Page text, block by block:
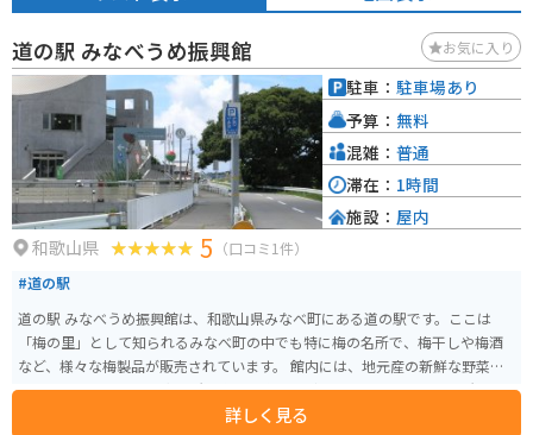
道の駅 みなべうめ振興館 お気に入り
和歌山県 5 （口コミ1件）
#道の駅
道の駅 みなべうめ振興館は、和歌山県みなべ町にある道の駅です。ここは
「梅の里」として知られるみなべ町の中でも特に梅の名所で、梅干しや梅酒
など、様々な梅製品が販売されています。 館内には、地元産の新鮮な野菜や
果物を販売する農産物直売所、梅干や梅酒などを販売する特産品販売所、そ
して食事処があります。食事処では、地元産の食材を使った料理や、梅干し
詳しく見る
駐車： 駐車場あり
予算： 無料
混雑： 普通
滞在： 1時間
施設： 屋内